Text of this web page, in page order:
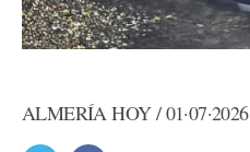
ALMERÍA HOY / 01·07·2026